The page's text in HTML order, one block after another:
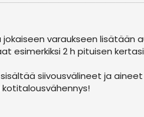
varaukseen lisätään
esimerkiksi 2 h pituisen
siivousvälineet ja aineet